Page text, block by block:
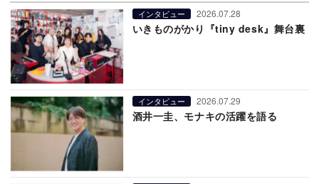
インタビュー 2026.07.28
いきものがかり『tiny desk』舞台裏
インタビュー 2026.07.29
酒井一圭、モナキの活躍を語る